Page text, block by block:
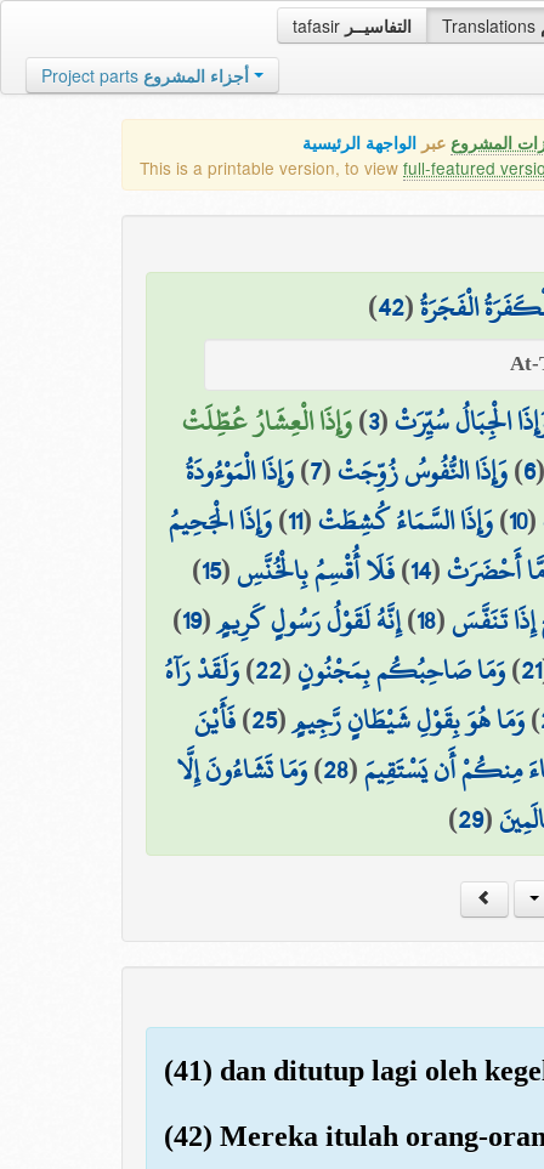
tafasir التفاسيــر Translations
Project parts أجزاء المشروع
المشروع عبر الواجهة الرئيسية
This is a printable version, to view full-featured
الْفَجَرَةُ(
42
)
الْجِبَالُ سُيِّرَتْ(
3
)وَإِذَا الْعِشَارُ عُطِّلَتْ
6
)وَإِذَا النُّفُوسُ زُوِّجَتْ(
7
)وَإِذَا الْمَوْءُودَةُ
(
10
)وَإِذَا السَّمَاءُ كُشِطَتْ(
11
)وَإِذَا الْجَحِيمُ
أَحْضَرَتْ(
14
)فَلَا أُقْسِمُ بِالْخُنَّسِ(
15
)
تَنَفَّسَ(
18
)إِنَّهُ لَقَوْلُ رَسُولٍ كَرِيمٍ(
19
)
21
)وَمَا صَاحِبُكُم بِمَجْنُونٍ(
22
)وَلَقَدْ رَآهُ
)وَمَا هُوَ بِقَوْلِ شَيْطَانٍ رَّجِيمٍ(
25
)فَأَيْنَ
مِنكُمْ أَن يَسْتَقِيمَ(
28
)وَمَا تَشَاءُونَ إِلَّا
(
29
)
(41) dan ditutup lagi oleh
(42) Mereka itulah orang-